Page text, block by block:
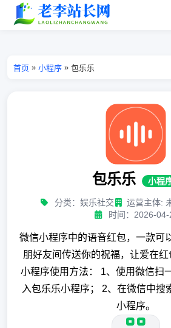
首页 » 小程序 » 包乐乐
包乐乐 小程
分类：娱乐社交 运营主体:
时间：2026-04-
微信小程序中的语音红包，一款可
朋好友间传送你的祝福，让爱在
小程序使用方法： 1、使用微信扫
入包乐乐小程序； 2、在微信中搜
小程序。